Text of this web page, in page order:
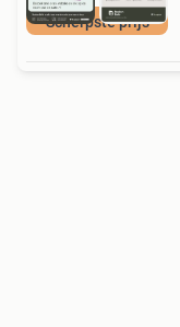
Scherpste prijs